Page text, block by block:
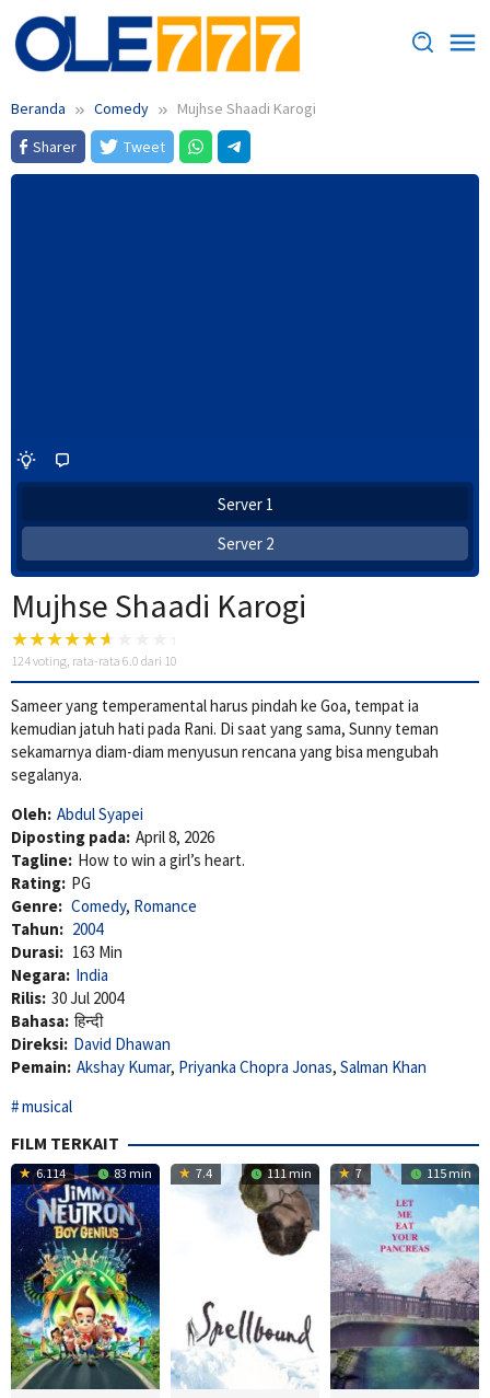
Loncat
ke
konten
Beranda Comedy
Mujhse Shaadi Karogi
Sharer
Tweet
Server 1
Server 2
Mujhse Shaadi Karogi
124voting, rata-rata 6.0 dari 10
Sameer yang temperamental harus pindah ke Goa, tempat ia
kemudian jatuh hati pada Rani. Di saat yang sama, Sunny teman
sekamarnya diam-diam menyusun rencana yang bisa mengubah
segalanya.
Oleh: Abdul Syapei
Diposting pada: April 8, 2026
Tagline: How to win a girl’s heart.
Rating: PG
Genre: Comedy, Romance
Tahun: 2004
Durasi: 163 Min
Negara: India
Rilis: 30 Jul 2004
Bahasa: हिन्दी
Direksi: David Dhawan
Pemain: Akshay Kumar, Priyanka Chopra Jonas, Salman Khan
musical
FILM TERKAIT
6.114 83 min 7.4 111 min 7 115 min